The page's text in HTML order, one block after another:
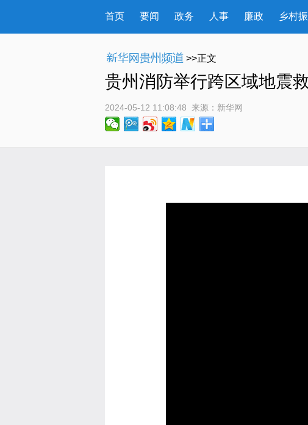
首页 要闻 政务 人事 廉政 乡村
>>正文
贵州消防举行跨区域地震
2024-05-12 11:08:48 来源： 新华网